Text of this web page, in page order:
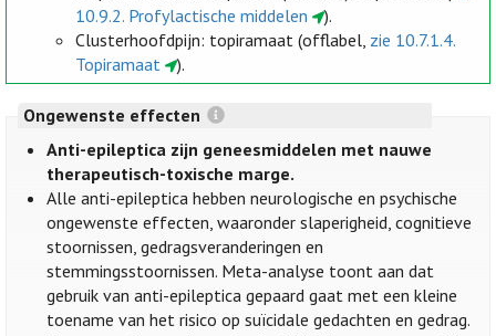
10.9.2. Profylactische middelen
).
Clusterhoofdpijn: topiramaat (offlabel, zie 10.7.1.4.
Topiramaat
).
Ongewenste effecten
Anti-epileptica zijn geneesmiddelen met nauwe
therapeutisch-toxische marge.
Alle anti-epileptica hebben neurologische en psychische
ongewenste effecten, waaronder slaperigheid, cognitieve
stoornissen, gedragsveranderingen en
stemmingsstoornissen. Meta-analyse toont aan dat
gebruik van anti-epileptica gepaard gaat met een kleine
toename van het risico op suïcidale gedachten en gedrag.